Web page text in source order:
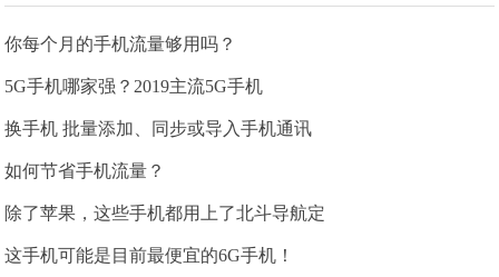
你每个月的手机流量够用吗？
5G手机哪家强？2019主流5G手机
换手机 批量添加、同步或导入手机通讯
如何节省手机流量？
除了苹果，这些手机都用上了北斗导航定
这手机可能是目前最便宜的6G手机！